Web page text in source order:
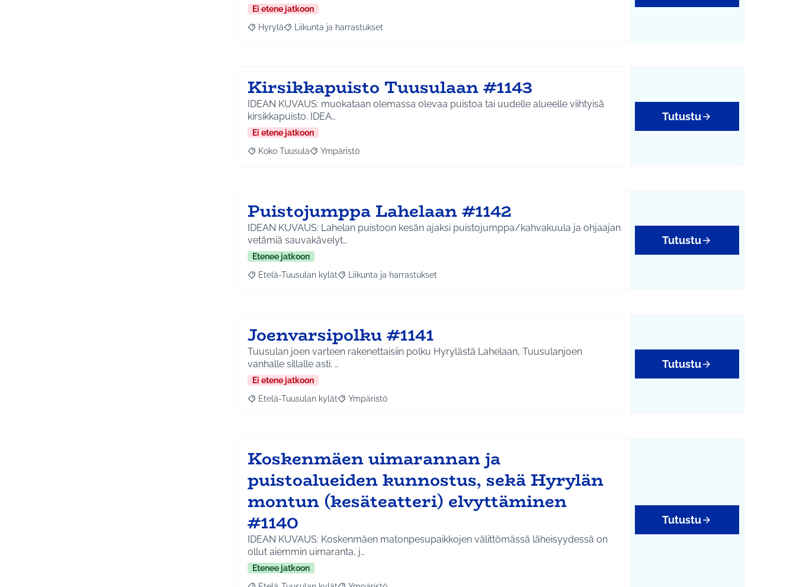
Ei etene jatkoon
Rajaa tulokset aihepiirin mukaan: Hyrylä
Hyrylä Rajaa tulokset teeman mukaan: Liikunta ja harrastukset
Liikunta ja harrastukset
Kirsikkapuisto Tuusulaan #1143
IDEAN KUVAUS: muokataan olemassa olevaa puistoa tai uudelle alueelle viihtyisä
kirsikkapuisto. IDEA…
Ei etene jatkoon
Rajaa tulokset aihepiirin mukaan: Koko Tuusula
Koko Tuusula Rajaa tulokset teeman mukaan: Ympäristö
Ympäristö
Tutustu
Puistojumppa Lahelaan #1142
IDEAN KUVAUS: Lahelan puistoon kesän ajaksi puistojumppa/kahvakuula ja ohjaajan
vetämiä sauvakävelyt…
Etenee jatkoon
Rajaa tulokset aihepiirin mukaan: Etelä-Tuusulan kylät
Etelä-Tuusulan kylät Rajaa tulokset teeman mukaan: Liikunta ja harrastukset
Liikunta ja harrastukset
Tutustu
Joenvarsipolku #1141
Tuusulan joen varteen rakenettaisiin polku Hyrylästä Lahelaan, Tuusulanjoen
vanhalle sillalle asti. …
Ei etene jatkoon
Rajaa tulokset aihepiirin mukaan: Etelä-Tuusulan kylät
Etelä-Tuusulan kylät Rajaa tulokset teeman mukaan: Ympäristö
Ympäristö
Tutustu
Koskenmäen uimarannan ja
puistoalueiden kunnostus, sekä Hyrylän
montun (kesäteatteri) elvyttäminen
#1140
IDEAN KUVAUS: Koskenmäen matonpesupaikkojen välittömässä läheisyydessä on
ollut aiemmin uimaranta, j…
Etenee jatkoon
Tutustu